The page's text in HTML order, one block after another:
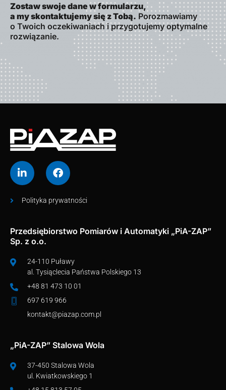
Zostaw swoje dane w formularzu,
a my skontaktujemy się z Tobą. Porozmawiamy
o Twoich oczekiwaniach i przygotujemy optymalne
rozwiązanie.
Polityka prywatności
Przedsiębiorstwo Pomiarów i Automatyki „PiA-ZAP”
Sp. z o.o.
24-110 Puławy
al. Tysiąclecia Państwa Polskiego 13
+48 81 473 10 01
697 619 966
kontakt@piazap.com.pl
„PiA-ZAP” Stalowa Wola
37-450 Stalowa Wola
ul. Kwiatkowskiego 1